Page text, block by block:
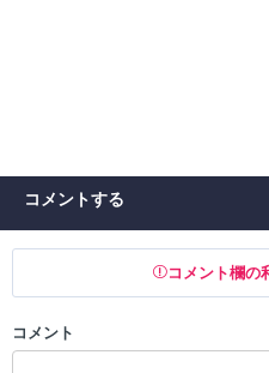
コメントする
コメント欄の
以下の書き込みを禁止とし、場合
コメント